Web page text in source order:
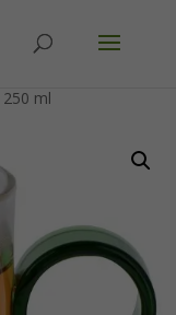
ml